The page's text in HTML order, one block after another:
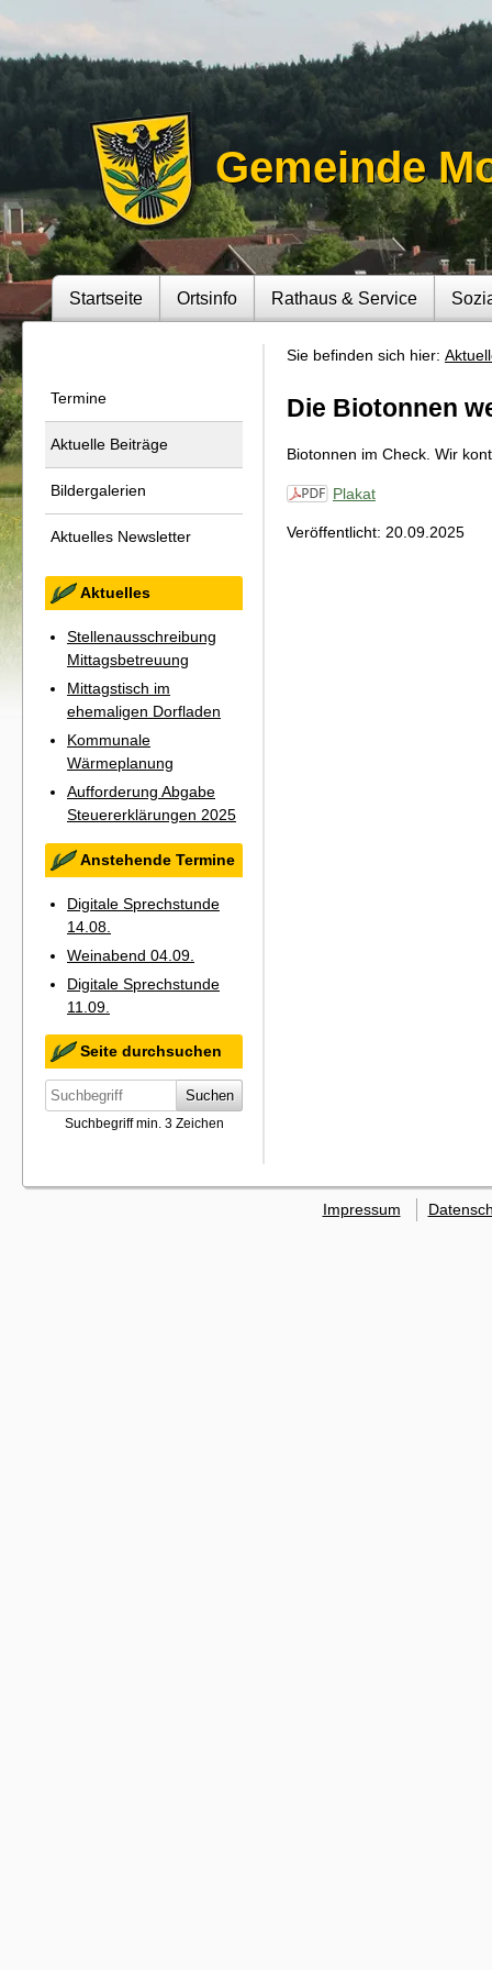
Gemeinde
Startseite Ortsinfo Rathaus & Service
Termine
Aktuelle Beiträge
Bildergalerien
Aktuelles Newsletter
Aktuelles
Stellenausschreibung
Mittagsbetreuung
Mittagstisch im
ehemaligen Dorfladen
Kommunale
Wärmeplanung
Aufforderung Abgabe
Steuererklärungen 2025
Anstehende Termine
Digitale Sprechstunde
14.08.
Weinabend 04.09.
Digitale Sprechstunde
11.09.
Seite durchsuchen
Suchen
Suchbegriff min. 3 Zeichen
Sie befinden sich hier:
Die Biotonnen
Biotonnen im Check. Wir
Plakat
Veröffentlicht: 20.09.2025
Impressum